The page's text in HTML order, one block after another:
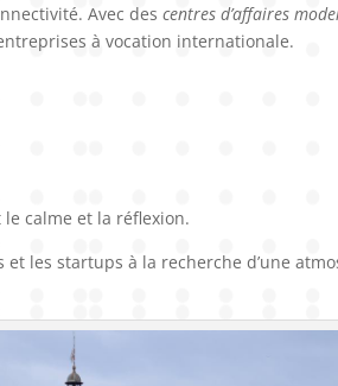
Avec descentres d’affaires
à vocation internationale.
calme et la réflexion.
les startups à la recherche d’une